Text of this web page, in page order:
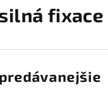
fixace